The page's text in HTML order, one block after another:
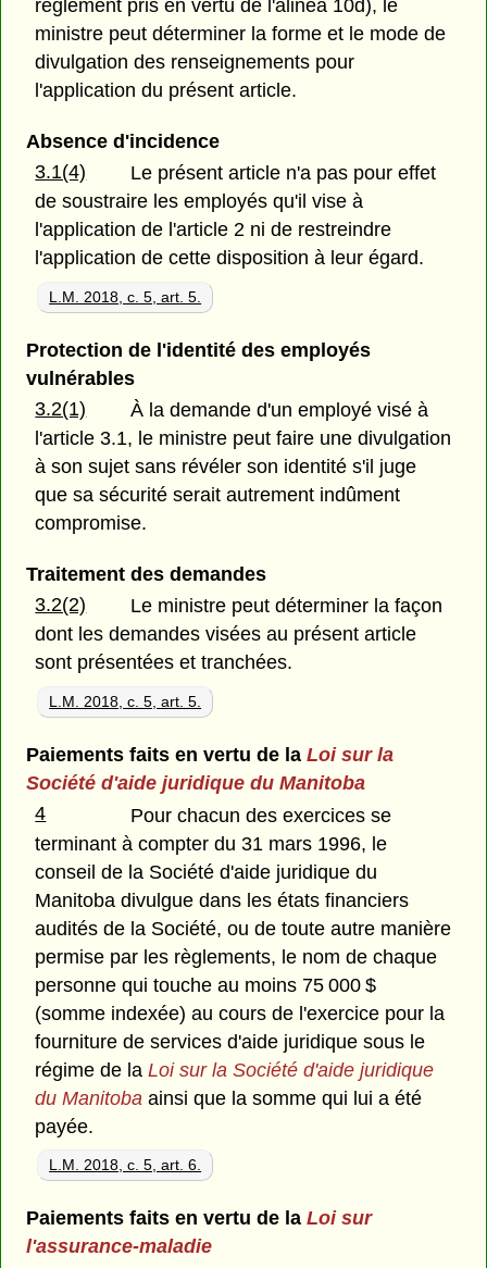
règlement pris en vertu de l'alinéa 10d), le
ministre peut déterminer la forme et le mode de
divulgation des renseignements pour
l'application du présent article.
Absence d'incidence
3.1(4)
Le présent article n'a pas pour effet
de soustraire les employés qu'il vise à
l'application de l'article 2 ni de restreindre
l'application de cette disposition à leur égard.
L.M. 2018, c. 5, art. 5.
Protection de l'identité des employés
vulnérables
3.2(1)
À la demande d'un employé visé à
l'article 3.1, le ministre peut faire une divulgation
à son sujet sans révéler son identité s'il juge
que sa sécurité serait autrement indûment
compromise.
Traitement des demandes
3.2(2)
Le ministre peut déterminer la façon
dont les demandes visées au présent article
sont présentées et tranchées.
L.M. 2018, c. 5, art. 5.
Paiements faits en vertu de la Loi sur la
Société d'aide juridique du Manitoba
4
Pour chacun des exercices se
terminant à compter du 31 mars 1996, le
conseil de la Société d'aide juridique du
Manitoba divulgue dans les états financiers
audités de la Société, ou de toute autre manière
permise par les règlements, le nom de chaque
personne qui touche au moins 75 000 $
(somme indexée) au cours de l'exercice pour la
fourniture de services d'aide juridique sous le
régime de laLoi sur la Société d'aide juridique
du Manitoba ainsi que la somme qui lui a été
payée.
L.M. 2018, c. 5, art. 6.
Paiements faits en vertu de la Loi sur
l'assurance-maladie